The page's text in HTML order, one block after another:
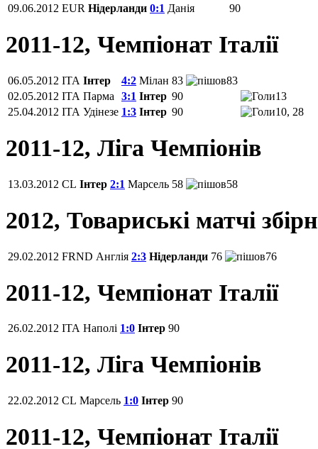
09.06.2012 EUR Нідерланди 0:1 Данія 90
2011-12, Чемпіонат Італії
06.05.2012 ITA Інтер 4:2 Мілан 83
83
02.05.2012 ITA Парма 3:1 Інтер 90
13
25.04.2012 ITA Удінезе 1:3 Інтер 90 10, 28
2011-12, Ліга Чемпіонів
13.03.2012 CL Інтер 2:1 Марсель 58 58
2012, Товариські матчі
29.02.2012 FRND Англія 2:3 Нідерланди 76 76
2011-12, Чемпіонат Італії
26.02.2012 ITA Наполі 1:0 Інтер 90
2011-12, Ліга Чемпіонів
22.02.2012 CL Марсель 1:0 Інтер 90
2011-12, Чемпіонат Італії